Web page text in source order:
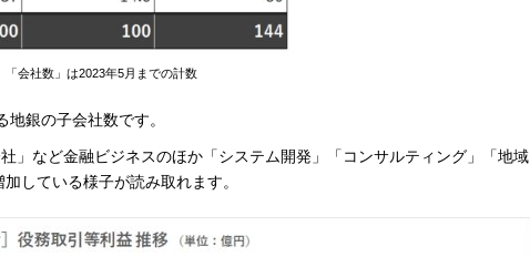
会社数」は2023年5月までの計数
銀の子会社数です。
」など金融ビジネスのほか「システム開発」「コンサルティング」「地域
している様子が読み取れます。